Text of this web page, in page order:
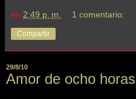
en 2:49 p. m. 1 comentario:
Compartir
29/8/10
Amor de ocho horas